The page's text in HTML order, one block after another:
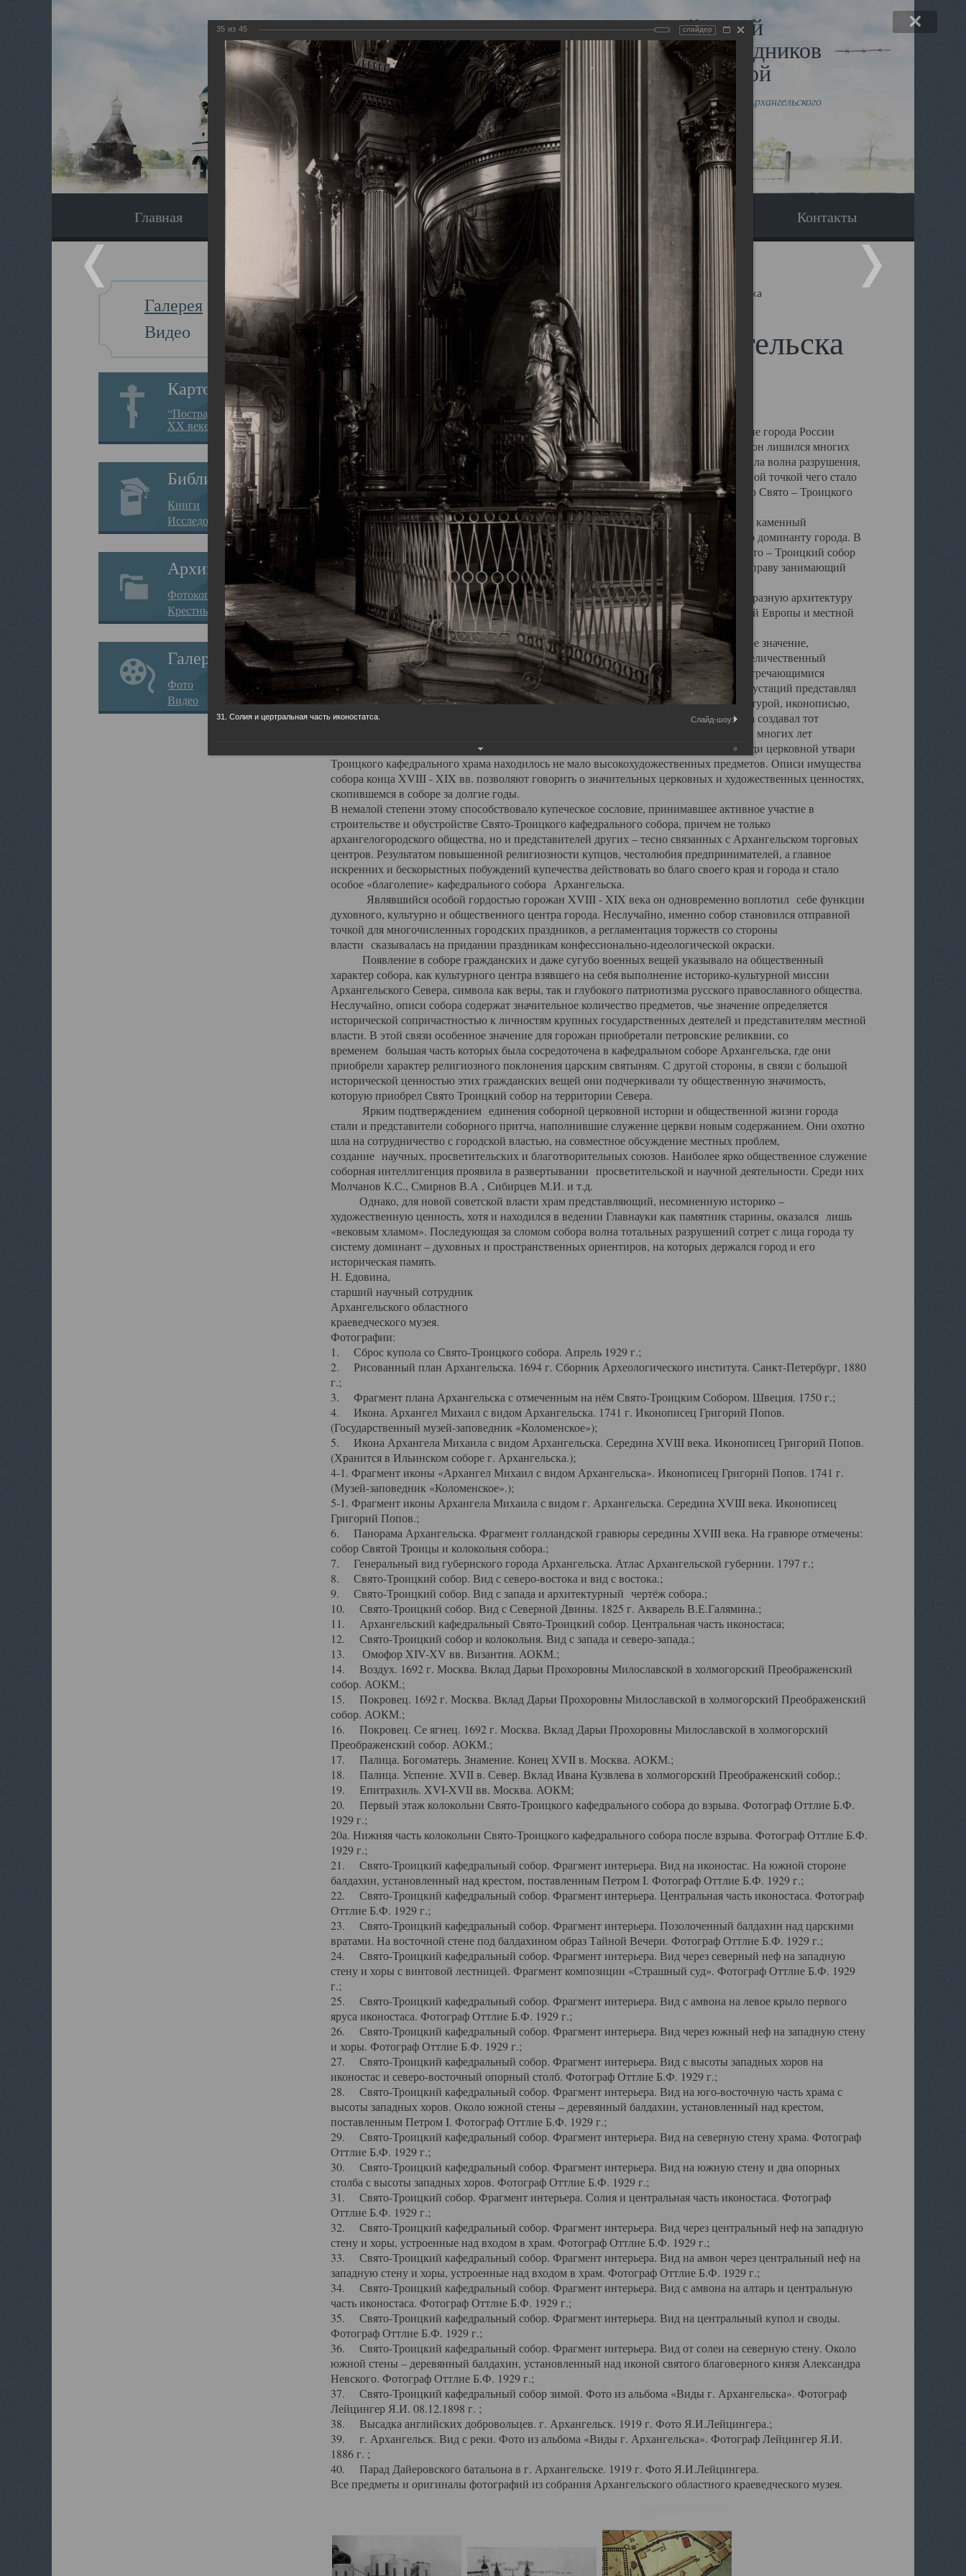
Виртуальный музей
Новомучеников и исповедников
Земли Архангельской
Сайт создан по благословлению митрополита Архангельского
и Холмогорского Даниила
Главная Экскурсия Наследники Вопрос-ответ Контакты
Галерея
Видео
Картотека
“Пострадавшие за веру в
XX веке на Севере”
Библиотека
Книги
Исследования
Архив
Фотокопии дел
Крестные ходы
Галерея
Фото
Видео
Главная Храмы-мученики Архангельска Свято-Троицкий собор Архангельска
Свято-Троицкий собор Архангельска
Свято-Троицкий собор Архангельска
23.12.2015
Сегодня мы можем говорить, что Архангельск в большей мере, чем другие губернские города России
пострадал от целенаправленных систематических разрушений, в результате которых он лишился многих
выдающихся памятников архитектуры. Больше всего по старому Архангельску ударила волна разрушения,
вызванная борьбой с религией, набравшая особую силу в конце 20 –х годов. Отправной точкой чего стало
разрушение православного центра архангельской губернии - ансамбля кафедрального Свято – Троицкого
собора Архангельска.
Возникнув в начале XVIII века в центре Архангельска, величественный каменный
двухэтажный Троицкий собор, сразу превратился в зрительную и градостроительную доминанту города. В
XVIII веке по масштабам ему не было равных на Севере. Вплоть до разрушения Свято – Троицкий собор
оставался самым высоким и значительным из городских строений Архангельска, по праву занимающий
второе место, после гостиных дворов, в градостроительной картине Архангельска.
Один из самых больших и светлых соборов России воплотил в себе яркую и своеобразную архитектуру
портового города с отраженными в ней архитектурными течениями России, Западной Европы и местной
архангелогородской школы церковного зодчества.
Масштабность, благолепие и богатство собора, вполне оправдывали его кафедральное значение,
заслуженно выделяя из многочисленных культовых построек города. Обширный и величественный
иконостас украшенный колоннами ионического стиля, с единственными нигде не встречающимися
царскими вратами, изящным фронтоном и множеством резных, символических инкрустаций представлял
собой поистине художественную ценность. В совокупности же с живописью, скульптурой, иконописью,
шитьем, многочисленными предметами церковной утвари интерьер Троицкого храма создавал тот
неповторимый красочный ансамбль декоративного убранства собора, на протяжении многих лет
поражающий воображение своих посетителей. В соборной ризнице, библиотеке, среди церковной утвари
Троицкого кафедрального храма находилось не мало высокохудожественных предметов. Описи имущества
собора конца XVIII - XIX вв. позволяют говорить о значительных церковных и художественных ценностях,
скопившемся в соборе за долгие годы.
В немалой степени этому способствовало купеческое сословие, принимавшее активное участие в
строительстве и обустройстве Свято-Троицкого кафедрального собора, причем не только
архангелогородского общества, но и представителей других – тесно связанных с Архангельском торговых
центров. Результатом повышенной религиозности купцов, честолюбия предпринимателей, а главное
искренних и бескорыстных побуждений купечества действовать во благо своего края и города и стало
особое «благолепие» кафедрального собора Архангельска.
Являвшийся особой гордостью горожан XVIII - XIX века он одновременно воплотил себе функции
духовного, культурно и общественного центра города. Неслучайно, именно собор становился отправной
точкой для многочисленных городских праздников, а регламентация торжеств со стороны
власти сказывалась на придании праздникам конфессионально-идеологической окраски.
Появление в соборе гражданских и даже сугубо военных вещей указывало на общественный
характер собора, как культурного центра взявшего на себя выполнение историко-культурной миссии
Архангельского Севера, символа как веры, так и глубокого патриотизма русского православного общества.
Неслучайно, описи собора содержат значительное количество предметов, чье значение определяется
исторической сопричастностью к личностям крупных государственных деятелей и представителям местной
власти. В этой связи особенное значение для горожан приобретали петровские реликвии, со
временем большая часть которых была сосредоточена в кафедральном соборе Архангельска, где они
приобрели характер религиозного поклонения царским святыням. С другой стороны, в связи с большой
исторической ценностью этих гражданских вещей они подчеркивали ту общественную значимость,
которую приобрел Свято Троицкий собор на территории Севера.
Ярким подтверждением единения соборной церковной истории и общественной жизни города
стали и представители соборного притча, наполнившие служение церкви новым содержанием. Они охотно
шла на сотрудничество с городской властью, на совместное обсуждение местных проблем,
создание научных, просветительских и благотворительных союзов. Наиболее ярко общественное служение
соборная интеллигенция проявила в развертывании просветительской и научной деятельности. Среди них
Молчанов К.С., Смирнов В.А , Сибирцев М.И. и т.д.
Однако, для новой советской власти храм представляющий, несомненную историко –
художественную ценность, хотя и находился в ведении Главнауки как памятник старины, оказался лишь
«вековым хламом». Последующая за сломом собора волна тотальных разрушений сотрет с лица города ту
систему доминант – духовных и пространственных ориентиров, на которых держался город и его
историческая память.
Н. Едовина,
старший научный сотрудник
Архангельского областного
краеведческого музея.
Фотографии:
1. Сброс купола со Свято-Троицкого собора. Апрель 1929 г.;
2. Рисованный план Архангельска. 1694 г. Сборник Археологического института. Санкт-Петербург, 1880
г.;
3. Фрагмент плана Архангельска с отмеченным на нём Свято-Троицким Собором. Швеция. 1750 г.;
4. Икона. Архангел Михаил с видом Архангельска. 1741 г. Иконописец Григорий Попов.
(Государственный музей-заповедник «Коломенское»);
5. Икона Архангела Михаила с видом Архангельска. Середина XVIII века. Иконописец Григорий Попов.
(Хранится в Ильинском соборе г. Архангельска.);
4-1. Фрагмент иконы «Архангел Михаил с видом Архангельска». Иконописец Григорий Попов. 1741 г.
(Музей-заповедник «Коломенское».);
5-1. Фрагмент иконы Архангела Михаила с видом г. Архангельска. Середина XVIII века. Иконописец
Григорий Попов.;
6. Панорама Архангельска. Фрагмент голландской гравюры середины XVIII века. На гравюре отмечены:
собор Святой Троицы и колокольня собора.;
7. Генеральный вид губернского города Архангельска. Атлас Архангельской губернии. 1797 г.;
8. Свято-Троицкий собор. Вид с северо-востока и вид с востока.;
9. Свято-Троицкий собор. Вид с запада и архитектурный чертёж собора.;
10. Свято-Троицкий собор. Вид с Северной Двины. 1825 г. Акварель В.Е.Галямина.;
11. Архангельский кафедральный Свято-Троицкий собор. Центральная часть иконостаса;
12. Свято-Троицкий собор и колокольня. Вид с запада и северо-запада.;
13. Омофор XIV-XV вв. Византия. АОКМ.;
14. Воздух. 1692 г. Москва. Вклад Дарьи Прохоровны Милославской в холмогорский Преображенский
собор. АОКМ.;
15. Покровец. 1692 г. Москва. Вклад Дарьи Прохоровны Милославской в холмогорский Преображенский
собор. АОКМ.;
16. Покровец. Се ягнец. 1692 г. Москва. Вклад Дарьи Прохоровны Милославской в холмогорский
Преображенский собор. АОКМ.;
17. Палица. Богоматерь. Знамение. Конец XVII в. Москва. АОКМ.;
18. Палица. Успение. XVII в. Север. Вклад Ивана Кузвлева в холмогорский Преображенский собор.;
19. Епитрахиль. XVI-XVII вв. Москва. АОКМ;
20. Первый этаж колокольни Свято-Троицкого кафедрального собора до взрыва. Фотограф Оттлие Б.Ф.
1929 г.;
20а. Нижняя часть колокольни Свято-Троицкого кафедрального собора после взрыва. Фотограф Оттлие Б.Ф.
1929 г.;
21. Свято-Троицкий кафедральный собор. Фрагмент интерьера. Вид на иконостас. На южной стороне
балдахин, установленный над крестом, поставленным Петром I. Фотограф Оттлие Б.Ф. 1929 г.;
22. Свято-Троицкий кафедральный собор. Фрагмент интерьера. Центральная часть иконостаса. Фотограф
Оттлие Б.Ф. 1929 г.;
23. Свято-Троицкий кафедральный собор. Фрагмент интерьера. Позолоченный балдахин над царскими
вратами. На восточной стене под балдахином образ Тайной Вечери. Фотограф Оттлие Б.Ф. 1929 г.;
24. Свято-Троицкий кафедральный собор. Фрагмент интерьера. Вид через северный неф на западную
стену и хоры с винтовой лестницей. Фрагмент композиции «Страшный суд». Фотограф Оттлие Б.Ф. 1929
г.;
25. Свято-Троицкий кафедральный собор. Фрагмент интерьера. Вид с амвона на левое крыло первого
яруса иконостаса. Фотограф Оттлие Б.Ф. 1929 г.;
26. Свято-Троицкий кафедральный собор. Фрагмент интерьера. Вид через южный неф на западную стену
и хоры. Фотограф Оттлие Б.Ф. 1929 г.;
27. Свято-Троицкий кафедральный собор. Фрагмент интерьера. Вид с высоты западных хоров на
иконостас и северо-восточный опорный столб. Фотограф Оттлие Б.Ф. 1929 г.;
28. Свято-Троицкий кафедральный собор. Фрагмент интерьера. Вид на юго-восточную часть храма с
высоты западных хоров. Около южной стены – деревянный балдахин, установленный над крестом,
поставленным Петром I. Фотограф Оттлие Б.Ф. 1929 г.;
29. Свято-Троицкий кафедральный собор. Фрагмент интерьера. Вид на северную стену храма. Фотограф
Оттлие Б.Ф. 1929 г.;
30. Свято-Троицкий кафедральный собор. Фрагмент интерьера. Вид на южную стену и два опорных
столба с высоты западных хоров. Фотограф Оттлие Б.Ф. 1929 г.;
31. Свято-Троицкий собор. Фрагмент интерьера. Солия и центральная часть иконостаса. Фотограф
Оттлие Б.Ф. 1929 г.;
32. Свято-Троицкий кафедральный собор. Фрагмент интерьера. Вид через центральный неф на западную
стену и хоры, устроенные над входом в храм. Фотограф Оттлие Б.Ф. 1929 г.;
33. Свято-Троицкий кафедральный собор. Фрагмент интерьера. Вид на амвон через центральный неф на
западную стену и хоры, устроенные над входом в храм. Фотограф Оттлие Б.Ф. 1929 г.;
34. Свято-Троицкий кафедральный собор. Фрагмент интерьера. Вид с амвона на алтарь и центральную
часть иконостаса. Фотограф Оттлие Б.Ф. 1929 г.;
35. Свято-Троицкий кафедральный собор. Фрагмент интерьера. Вид на центральный купол и своды.
Фотограф Оттлие Б.Ф. 1929 г.;
36. Свято-Троицкий кафедральный собор. Фрагмент интерьера. Вид от солеи на северную стену. Около
южной стены – деревянный балдахин, установленный над иконой святого благоверного князя Александра
Невского. Фотограф Оттлие Б.Ф. 1929 г.;
37. Свято-Троицкий кафедральный собор зимой. Фото из альбома «Виды г. Архангельска». Фотограф
Лейцингер Я.И. 08.12.1898 г. ;
38. Высадка английских добровольцев. г. Архангельск. 1919 г. Фото Я.И.Лейцингера.;
39. г. Архангельск. Вид с реки. Фото из альбома «Виды г. Архангельска». Фотограф Лейцингер Я.И.
1886 г. ;
40. Парад Дайеровского батальона в г. Архангельске. 1919 г. Фото Я.И.Лейцингера.
Все предметы и оригиналы фотографий из собрания Архангельского областного краеведческого музея.
35 из 45 слайдер
31. Солия и цертральная часть иконостатса. Слайд-шоу: